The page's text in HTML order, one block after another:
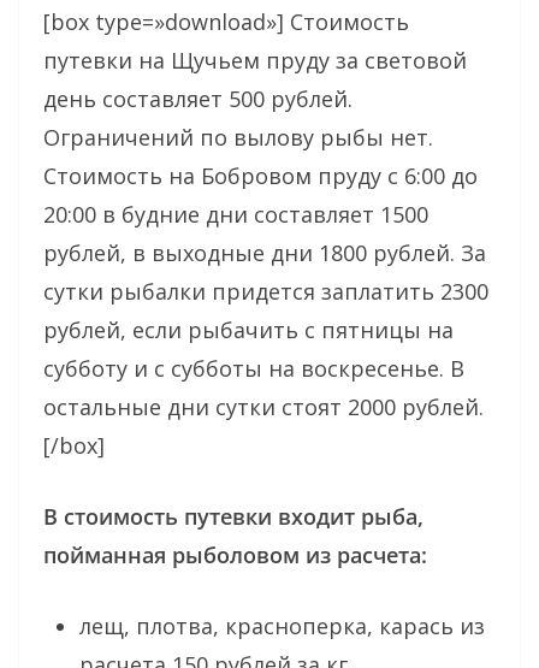
[box type=»download»] Стоимость
путевки на Щучьем пруду за световой
день составляет 500 рублей.
Ограничений по вылову рыбы нет.
Стоимость на Бобровом пруду с 6:00 до
20:00 в будние дни составляет 1500
рублей, в выходные дни 1800 рублей. За
сутки рыбалки придется заплатить 2300
рублей, если рыбачить с пятницы на
субботу и с субботы на воскресенье. В
остальные дни сутки стоят 2000 рублей.
[/box]
В стоимость путевки входит рыба,
пойманная рыболовом из расчета:
лещ, плотва, красноперка, карась из